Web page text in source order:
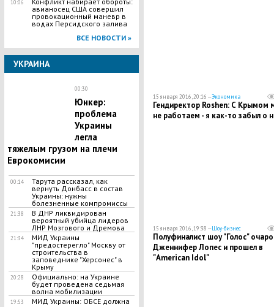
10:06
авианосец США совершил
провокационный маневр в
водах Персидского залива
ВСЕ НОВОСТИ »
УКРАИНА
00:30
Юнкер:
проблема
Украины
легла
тяжелым грузом на плечи
Еврокомисии
00:14
Тарута рассказал, как
вернуть Донбасс в состав
Украины: нужны
болезненные компромиссы
21:38
В ДНР ликвидирован
вероятный убийца лидеров
ЛНР Мозгового и Дремова
21:34
МИД Украины
"предостерегло" Москву от
строительства в
заповеднике "Херсонес" в
Крыму
20:28
Официально: на Украине
будет проведена седьмая
волна мобилизации
19:53
МИД Украины: ОБСЕ должна
15 января 2016, 20:16 —Экономика
Гендиректор Roshen: С Крымом
не работаем - я как-то забыл о
15 января 2016, 19:38 —Шоу-бизнес
Полуфиналист шоу "Голос"
Дженнифер Лопес и прошел в
"American Idol"